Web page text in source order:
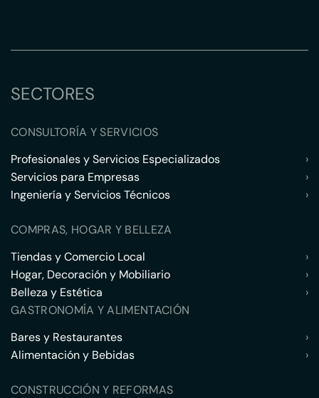
SECTORES
CONSULTORÍA Y SERVICIOS
Profesionales y Servicios Especializados
›
Servicios para Empresas
›
Ingeniería y Servicios Técnicos
›
COMPRAS, HOGAR Y BELLEZA
Tiendas y Comercio Local
›
Hogar, Decoración y Mobiliario
›
Belleza y Estética
›
GASTRONOMÍA Y ALIMENTACIÓN
Bares y Restaurantes
›
Alimentación y Bebidas
›
CONSTRUCCIÓN Y REFORMAS